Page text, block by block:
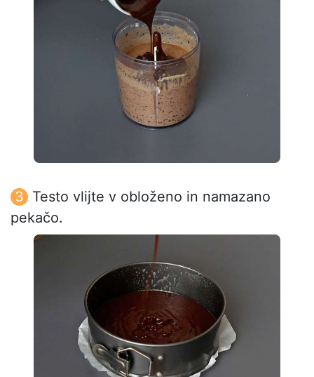
Testo vlijte v obloženo in namazano
pekačo.